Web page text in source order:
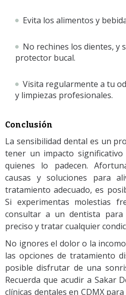
Evita los alimentos y
No rechines los dientes, y
protector bucal.
Visita regularmente a tu
y limpiezas profesionales.
Conclusión
La sensibilidad dental es un
tener un impacto
quienes lo padecen.
causas y soluciones para
tratamiento adecuado, es
Si experimentas molestias
consultar a un dentista
preciso y tratar cualquier
No ignores el dolor o la
las opciones de tratamiento
posible disfrutar de una
Recuerda que acudir a Sakar
clínicas dentales en CDMX